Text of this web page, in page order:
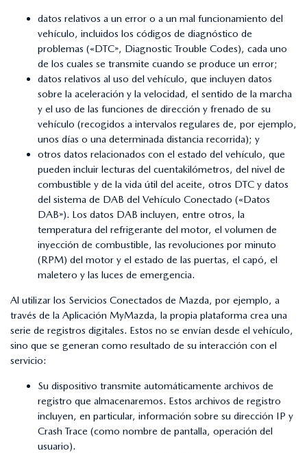
datos relativos a un error o a un mal funcionamiento del
vehículo, incluidos los códigos de diagnóstico de
problemas («DTC», Diagnostic Trouble Codes), cada uno
de los cuales se transmite cuando se produce un error;
datos relativos al uso del vehículo, que incluyen datos
sobre la aceleración y la velocidad, el sentido de la marcha
y el uso de las funciones de dirección y frenado de su
vehículo (recogidos a intervalos regulares de, por ejemplo,
unos días o una determinada distancia recorrida); y
otros datos relacionados con el estado del vehículo, que
pueden incluir lecturas del cuentakilómetros, del nivel de
combustible y de la vida útil del aceite, otros DTC y datos
del sistema de DAB del Vehículo Conectado («Datos
DAB»). Los datos DAB incluyen, entre otros, la
temperatura del refrigerante del motor, el volumen de
inyección de combustible, las revoluciones por minuto
(RPM) del motor y el estado de las puertas, el capó, el
maletero y las luces de emergencia.
Al utilizar los Servicios Conectados de Mazda, por ejemplo, a
través de la Aplicación MyMazda, la propia plataforma crea una
serie de registros digitales. Estos no se envían desde el vehículo,
sino que se generan como resultado de su interacción con el
servicio:
Su dispositivo transmite automáticamente archivos de
registro que almacenaremos. Estos archivos de registro
incluyen, en particular, información sobre su dirección IP y
Crash Trace (como nombre de pantalla, operación del
usuario).